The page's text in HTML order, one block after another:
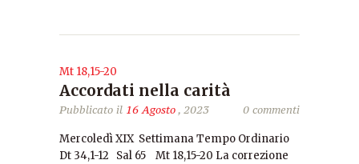
Mt 18,15-20
Accordati nella carità
Pubblicato il 16 Agosto, 2023 0 commenti
Mercoledì XIX Settimana Tempo Ordinario
Dt 34,1-12 Sal 65 Mt 18,15-20 La correzione